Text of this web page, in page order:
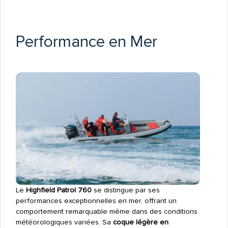
Performance en Mer
Le Highfield Patrol 760se distingue par ses
performances exceptionnelles en mer, offrant un
comportement remarquable même dans des conditions
météorologiques variées. Sa coque légère en